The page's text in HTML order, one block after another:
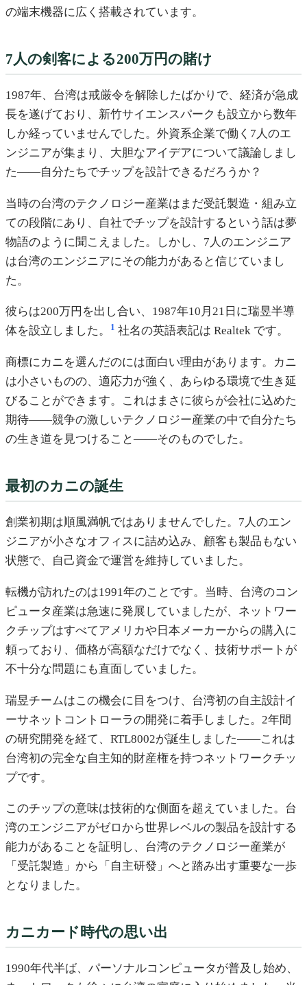
の端末機器に広く搭載されています。
7人の剣客による200万円の賭け
1987年、台湾は戒厳令を解除したばかりで、経済が急成
長を遂げており、新竹サイエンスパークも設立から数年
しか経っていませんでした。外資系企業で働く7人のエ
ンジニアが集まり、大胆なアイデアについて議論しまし
た——自分たちでチップを設計できるだろうか？
当時の台湾のテクノロジー産業はまだ受託製造・組み立
ての段階にあり、自社でチップを設計するという話は夢
物語のように聞こえました。しかし、7人のエンジニア
は台湾のエンジニアにその能力があると信じていまし
た。
彼らは200万円を出し合い、1987年10月21日に瑞昱半導
体を設立しました。
1 社名の英語表記は Realtek です。
商標にカニを選んだのには面白い理由があります。カニ
は小さいものの、適応力が強く、あらゆる環境で生き延
びることができます。これはまさに彼らが会社に込めた
期待——競争の激しいテクノロジー産業の中で自分たち
の生き道を見つけること——そのものでした。
最初のカニの誕生
創業初期は順風満帆ではありませんでした。7人のエン
ジニアが小さなオフィスに詰め込み、顧客も製品もない
状態で、自己資金で運営を維持していました。
転機が訪れたのは1991年のことです。当時、台湾のコン
ピュータ産業は急速に発展していましたが、ネットワー
クチップはすべてアメリカや日本メーカーからの購入に
頼っており、価格が高額なだけでなく、技術サポートが
不十分な問題にも直面していました。
瑞昱チームはこの機会に目をつけ、台湾初の自主設計イ
ーサネットコントローラの開発に着手しました。2年間
の研究開発を経て、RTL8002が誕生しました——これは
台湾初の完全な自主知的財産権を持つネットワークチッ
プです。
このチップの意味は技術的な側面を超えていました。台
湾のエンジニアがゼロから世界レベルの製品を設計する
能力があることを証明し、台湾のテクノロジー産業が
「受託製造」から「自主研發」へと踏み出す重要な一歩
となりました。
カニカード時代の思い出
1990年代半ば、パーソナルコンピュータが普及し始め、